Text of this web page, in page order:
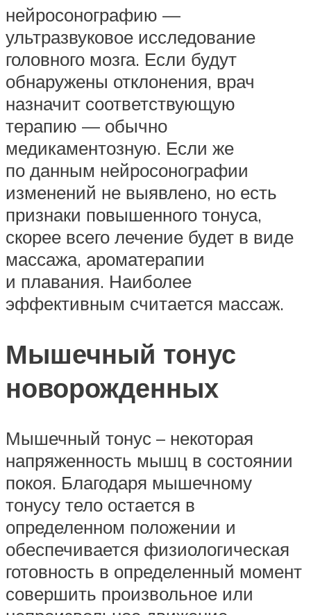
нейросонографию —
ультразвуковое исследование
головного мозга. Если будут
обнаружены отклонения, врач
назначит соответствующую
терапию — обычно
медикаментозную. Если же
по данным нейросонографии
изменений не выявлено, но есть
признаки повышенного тонуса,
скорее всего лечение будет в виде
массажа, ароматерапии
и плавания. Наиболее
эффективным считается массаж.
Мышечный тонус
новорожденных
Мышечный тонус – некоторая
напряженность мышц в состоянии
покоя. Благодаря мышечному
тонусу тело остается в
определенном положении и
обеспечивается физиологическая
готовность в определенный момент
совершить произвольное или